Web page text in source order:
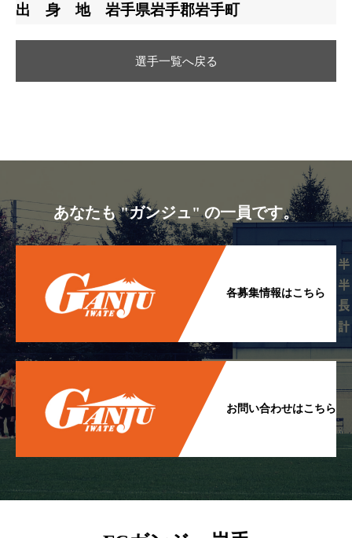
出 身 地岩手県岩手郡岩手町
選手一覧へ戻る
あなたも "ガンジュ" の一員です。
各募集情報はこちら
お問い合わせはこちら